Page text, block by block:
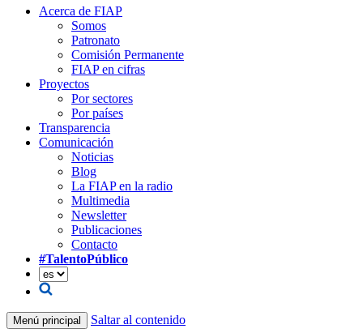
Acerca de FIAP
Somos
Patronato
Comisión Permanente
FIAP en cifras
Proyectos
Por sectores
Por países
Transparencia
Comunicación
Noticias
Blog
La FIAP en la radio
Multimedia
Newsletter
Publicaciones
Contacto
#TalentoPúblico
Menú principal Saltar al contenido